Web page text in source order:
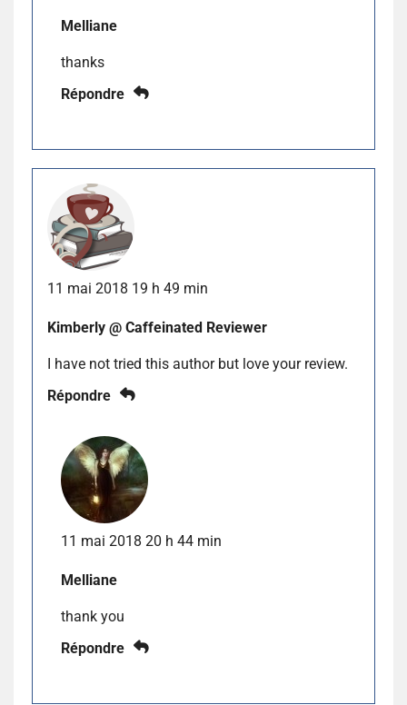
Melliane
thanks
Répondre
11 mai 2018 19 h 49 min
Kimberly @ Caffeinated Reviewer
I have not tried this author but love your review.
Répondre
11 mai 2018 20 h 44 min
Melliane
thank you
Répondre